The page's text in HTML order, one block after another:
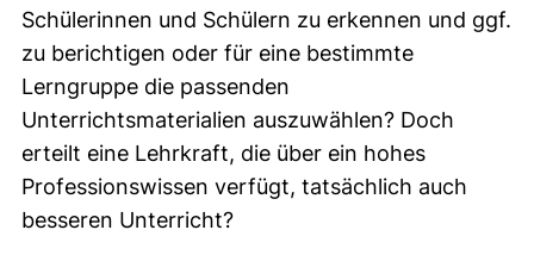
Schülerinnen und Schülern zu erkennen und ggf.
zu berichtigen oder für eine bestimmte
Lerngruppe die passenden
Unterrichtsmaterialien auszuwählen? Doch
erteilt eine Lehrkraft, die über ein hohes
Professionswissen verfügt, tatsächlich auch
besseren Unterricht?